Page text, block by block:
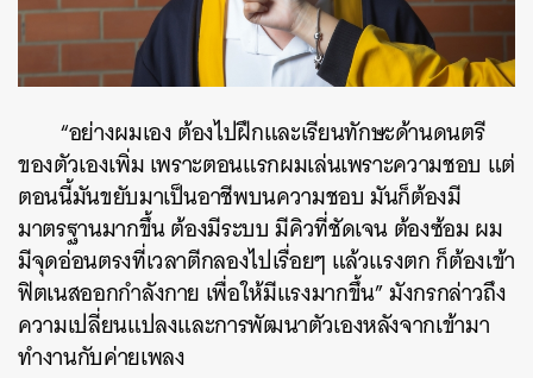
“อย่างผมเอง ต้องไปฝึกและเรียนทักษะด้านดนตรี
ของตัวเองเพิ่ม เพราะตอนแรกผมเล่นเพราะความชอบ แต่
ตอนนี้มันขยับมาเป็นอาชีพบนความชอบ มันก็ต้องมี
มาตรฐานมากขึ้น ต้องมีระบบ มีคิวที่ชัดเจน ต้องซ้อม ผม
มีจุดอ่อนตรงที่เวลาตีกลองไปเรื่อยๆ แล้วแรงตก ก็ต้องเข้า
ฟิตเนสออกกำลังกาย เพื่อให้มีแรงมากขึ้น”มังกรกล่าวถึง
ความเปลี่ยนแปลงและการพัฒนาตัวเองหลังจากเข้ามา
ทำงานกับค่ายเพลง